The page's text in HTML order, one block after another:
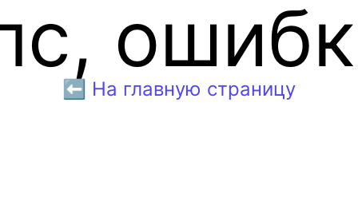
⬅️ На главную страницу